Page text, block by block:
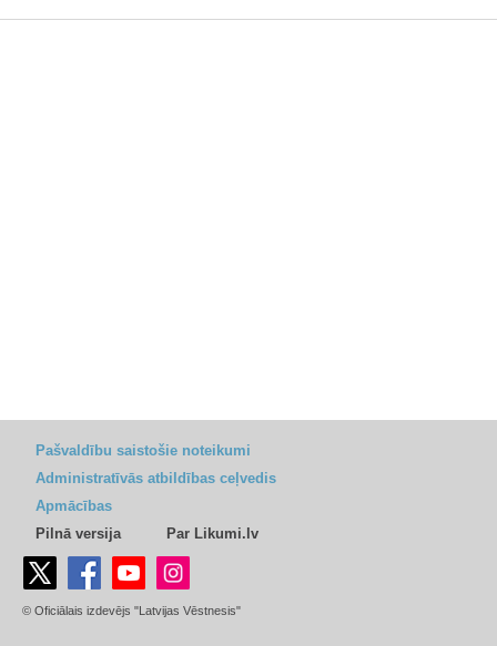
Pašvaldību saistošie noteikumi
Administratīvās atbildības ceļvedis
Apmācības
Pilnā versija
Par Likumi.lv
© Oficiālais izdevējs "Latvijas Vēstnesis"